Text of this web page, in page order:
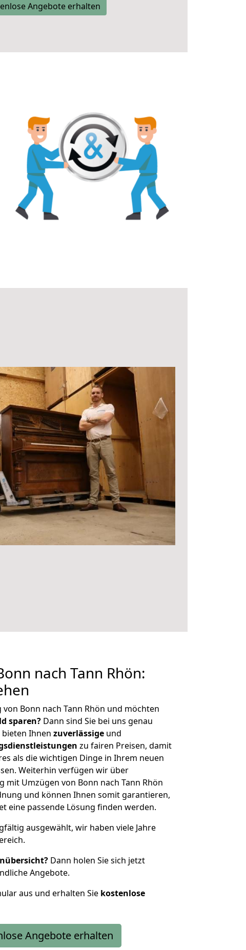
Angebote erhalten
nach Tann Rhön:
Bonn nach Tann Rhön und möchten
sparen? Dann sind Sie bei uns genau
Ihnen zuverlässige und
zu fairen Preisen, damit
als die wichtigen Dinge in Ihrem neuen
Weiterhin verfügen wir über
mit Umzügen von Bonn nach Tann Rhön
und können Ihnen somit garantieren,
eine passende Lösung finden werden.
ausgewählt, wir haben viele Jahre
Dann holen Sie sich jetzt
Angebote.
aus und erhalten Sie kostenlose
Angebote erhalten